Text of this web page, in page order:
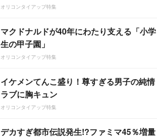
オリコンタイアップ特集
マクドナルドが40年にわたり支える「小学
生の甲子園」
オリコンタイアップ特集
イケメンてんこ盛り！尊すぎる男子の純情
ラブに胸キュン
オリコンタイアップ特集
デカすぎ都市伝説発生!?ファミマ45％増量